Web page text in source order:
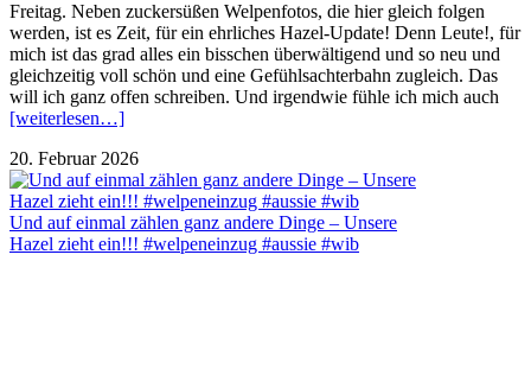
Freitag. Neben zuckersüßen Welpenfotos, die hier gleich folgen
werden, ist es Zeit, für ein ehrliches Hazel-Update! Denn Leute!, für
mich ist das grad alles ein bisschen überwältigend und so neu und
gleichzeitig voll schön und eine Gefühlsachterbahn zugleich. Das
will ich ganz offen schreiben. Und irgendwie fühle ich mich auch
[weiterlesen…]
20. Februar 2026
Und auf einmal zählen ganz andere Dinge – Unsere
Hazel zieht ein!!! #welpeneinzug #aussie #wib